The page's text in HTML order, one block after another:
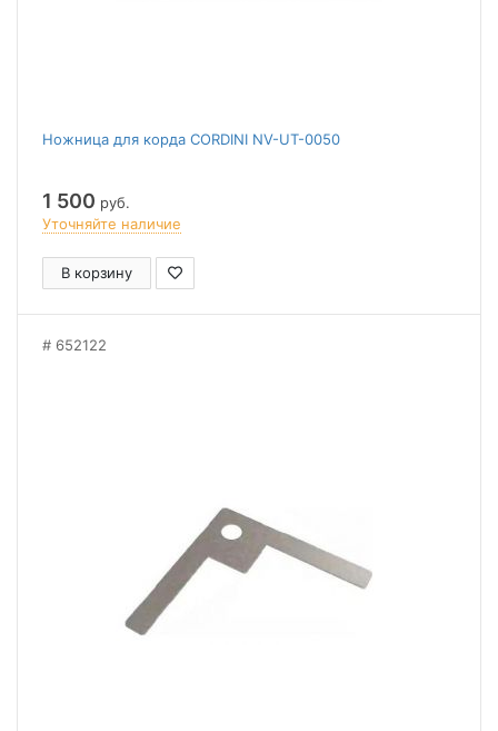
Ножница для корда CORDINI NV-UT-0050
1 500 руб.
Уточняйте наличие
В корзину
652122